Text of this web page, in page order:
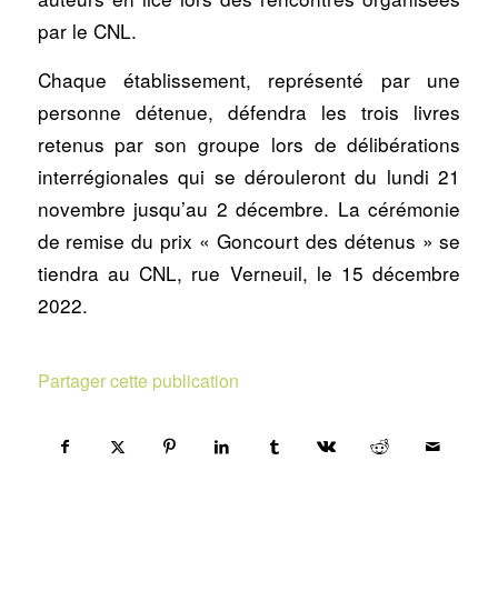
par le CNL.
Chaque établissement, représenté par une
personne détenue, défendra les trois livres
retenus par son groupe lors de délibérations
interrégionales qui se dérouleront du lundi 21
novembre jusqu’au 2 décembre. La cérémonie
de remise du prix « Goncourt des détenus » se
tiendra au CNL, rue Verneuil, le 15 décembre
2022.
Partager cette publication